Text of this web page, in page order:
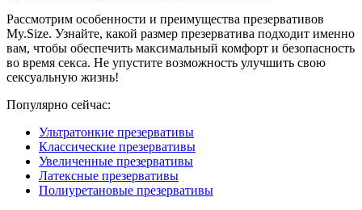
Рассмотрим особенности и преимущества презервативов
My.Size. Узнайте, какой размер презерватива подходит именно
вам, чтобы обеспечить максимальный комфорт и безопасность
во время секса. Не упустите возможность улучшить свою
сексуальную жизнь!
Популярно сейчас:
Ультратонкие презервативы
Классические презервативы
Увеличенные презервативы
Латексные презервативы
Полиуретановые презервативы